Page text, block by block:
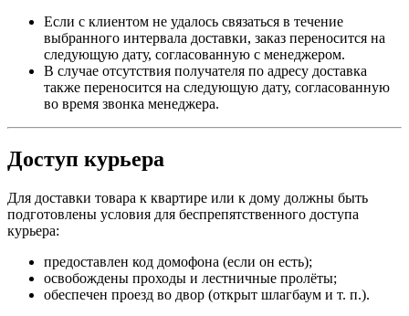
Если с клиентом не удалось связаться в течение
выбранного интервала доставки, заказ переносится на
следующую дату, согласованную с менеджером.
В случае отсутствия получателя по адресу доставка
также переносится на следующую дату, согласованную
во время звонка менеджера.
Доступ курьера
Для доставки товара к квартире или к дому должны быть
подготовлены условия для беспрепятственного доступа
курьера:
предоставлен код домофона (если он есть);
освобождены проходы и лестничные пролёты;
обеспечен проезд во двор (открыт шлагбаум и т. п.).